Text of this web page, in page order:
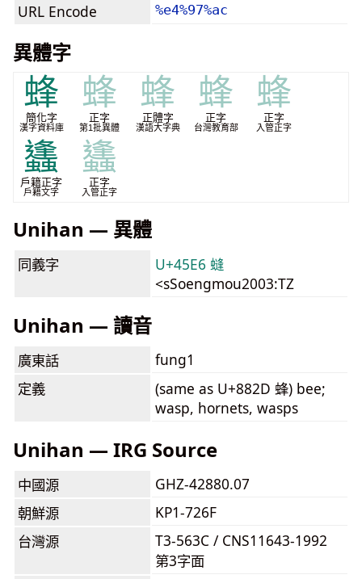
URL Encode %e4%97%ac
異體字
蜂
簡化字
漢字資料庫
蜂
正字
第1批異體
蜂
正體字
漢語大字典
蜂
正字
台灣教育部
蜂
正字
入管正字
蠭
戶籍正字
戶籍文字
蠭
正字
入管正字
Unihan — 異體
同義字
U+45E6 䗦
<sSoengmou2003:TZ
Unihan — 讀音
廣東話
fung1
定義
(same as U+882D 蜂) bee;
wasp, hornets, wasps
Unihan — IRG Source
中國源
GHZ-42880.07
朝鮮源
KP1-726F
台灣源
T3-563C / CNS11643-1992
第3字面